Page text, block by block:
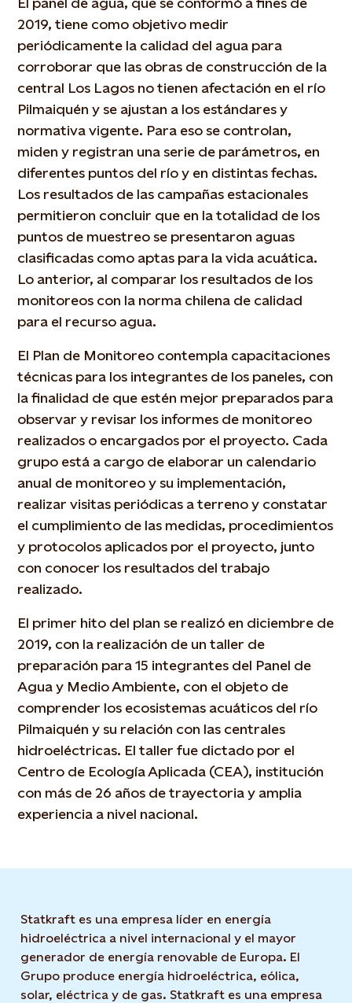
2019, tiene como objetivo medir
periódicamente la calidad del agua para
corroborar que las obras de construcción de la
central Los Lagos no tienen afectación en el río
Pilmaiquén y se ajustan a los estándares y
normativa vigente. Para eso se controlan,
miden y registran una serie de parámetros, en
diferentes puntos del río y en distintas fechas.
Los resultados de las campañas estacionales
permitieron concluir que en la totalidad de los
puntos de muestreo se presentaron aguas
clasificadas como aptas para la vida acuática.
Lo anterior, al comparar los resultados de los
monitoreos con la norma chilena de calidad
para el recurso agua.
El Plan de Monitoreo contempla capacitaciones
técnicas para los integrantes de los paneles, con
la finalidad de que estén mejor preparados para
observar y revisar los informes de monitoreo
realizados o encargados por el proyecto. Cada
grupo está a cargo de elaborar un calendario
anual de monitoreo y su implementación,
realizar visitas periódicas a terreno y constatar
el cumplimiento de las medidas, procedimientos
y protocolos aplicados por el proyecto, junto
con conocer los resultados del trabajo
realizado.
El primer hito del plan se realizó en diciembre de
2019, con la realización de un taller de
preparación para 15 integrantes del Panel de
Agua y Medio Ambiente, con el objeto de
comprender los ecosistemas acuáticos del río
Pilmaiquén y su relación con las centrales
hidroeléctricas. El taller fue dictado por el
Centro de Ecología Aplicada (CEA), institución
con más de 26 años de trayectoria y amplia
experiencia a nivel nacional.
Statkraft es una empresa líder en energía
hidroeléctrica a nivel internacional y el mayor
generador de energía renovable de Europa. El
Grupo produce energía hidroeléctrica, eólica,
solar, eléctrica y de gas. Statkraft es una empresa